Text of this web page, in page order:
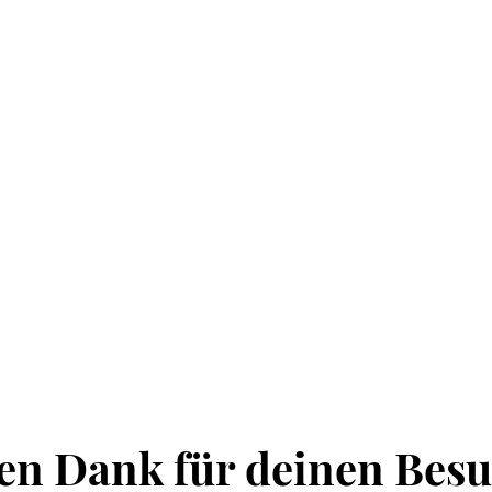
Dank für deinen